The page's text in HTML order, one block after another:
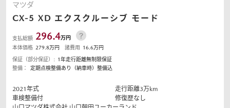
マツダ
CX-5 XD エクスクルーシブ モード
支払総額 296.4万円
本体価格 279.8万円 諸費用 16.6万円
保証（部分保証）: 1年走行距離無制限保証
整備：
定期点検整備あり（納車時）整備込
2021年式 走行距離3万km
車検整備付
修復歴なし